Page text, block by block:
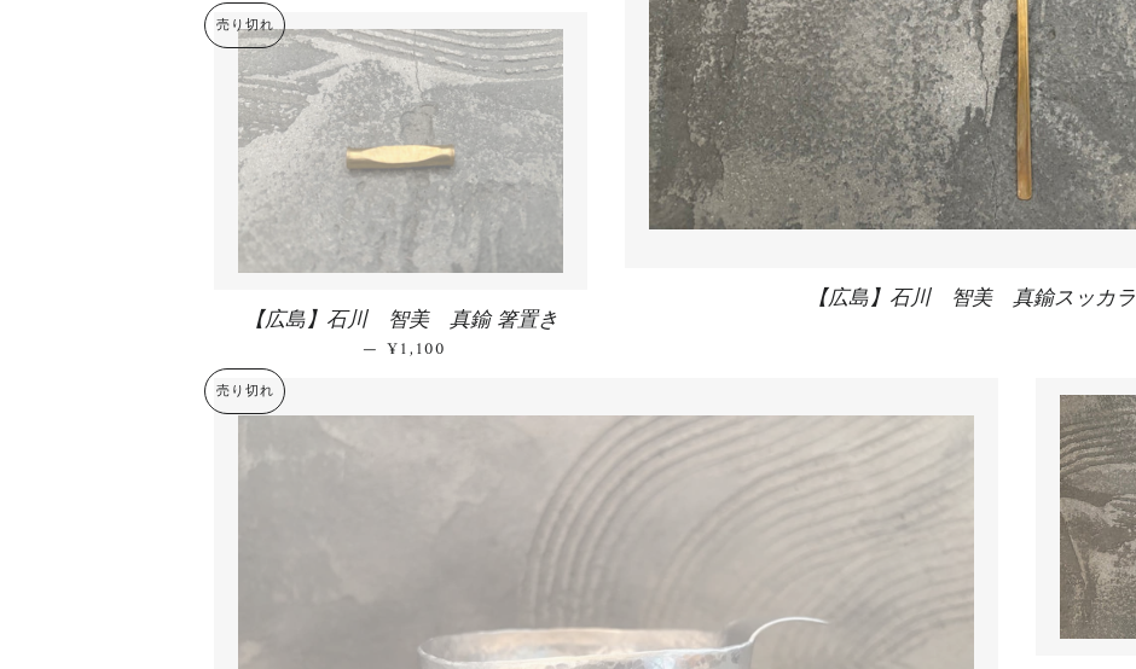
売り切れ
【広島】石川 智美 真鍮 箸置き
— 通常価格
¥1,100
【広島】石川 智美 真鍮スッカラ
売り切れ